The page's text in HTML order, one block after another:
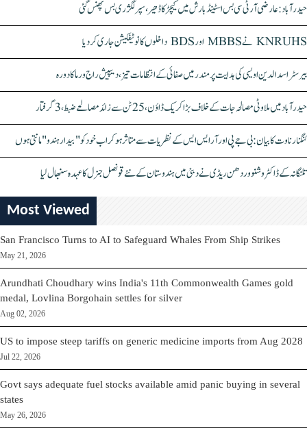
حیدرآباد: عارضی آر ٹی سی بس اسٹینڈ بارش میں کیچڑ کا ڈھیر، سپر لگژری بس پھنس گئی
KNRUHS نے MBBS اور BDS داخلوں کا نوٹیفکیشن جاری کر دیا
بیرسٹر اسدالدین اویسی کی ہدایت پر مندر میں صفائی کے انتظامات تیز، دیپیش راج ورما کا دورہ
حیدرآباد میں ملاوٹی مصالحہ جات کے خلاف بڑا کریک ڈاؤن، 25 ٹن سے زائد مصالحے ضبط، 3 گرفتار
کنگنا رناوت کا بیان: بی جے پی اور آر ایس ایس کے نظریات سے متاثر ہو کر اب خود کو "بیدار ہندو" مانتی ہوں
تلنگانہ کے ڈاکٹر وشنو وردھن ریڈی نے دبئی میں ہندوستان کے نئے قونصل جنرل کا عہدہ سنبھال لیا
Most Viewed
San Francisco Turns to AI to Safeguard Whales From Ship Strikes
May 21, 2026
Arundhati Choudhary wins India's 11th Commonwealth Games gold
medal, Lovlina Borgohain settles for silver
Aug 02, 2026
US to impose steep tariffs on generic medicine imports from Aug 2028
Jul 22, 2026
Govt says adequate fuel stocks available amid panic buying in several
states
May 26, 2026